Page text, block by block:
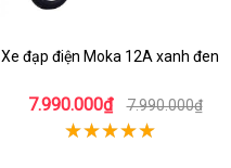
Xe đạp điện Moka 12A xanh đen
7.990.000₫ 7.990.000₫